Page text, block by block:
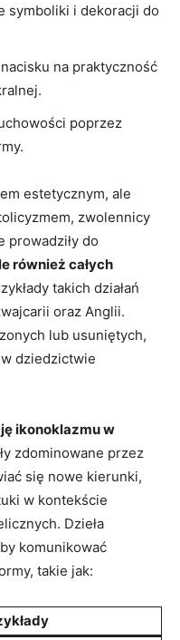
symboliki i dekoracji do
nacisku na praktyczność
poprzez
estetycznym, ale
zwolennicy
prowadziły do
również całych
takich działań
oraz Anglii.
lub usuniętych,
dziedzictwie
ikonoklazmu w
zdominowane przez
się nowe kierunki,
w kontekście
Dzieła
komunikować
takie jak: